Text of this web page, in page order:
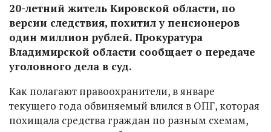
20-летний житель Кировской области, по
версии следствия, похитил у пенсионеров
один миллион рублей. Прокуратура
Владимирской области сообщает о передаче
уголовного дела в суд.
Как полагают правоохранители, в январе
текущего года обвиняемый влился в ОПГ, которая
похищала средства граждан по разным схемам,